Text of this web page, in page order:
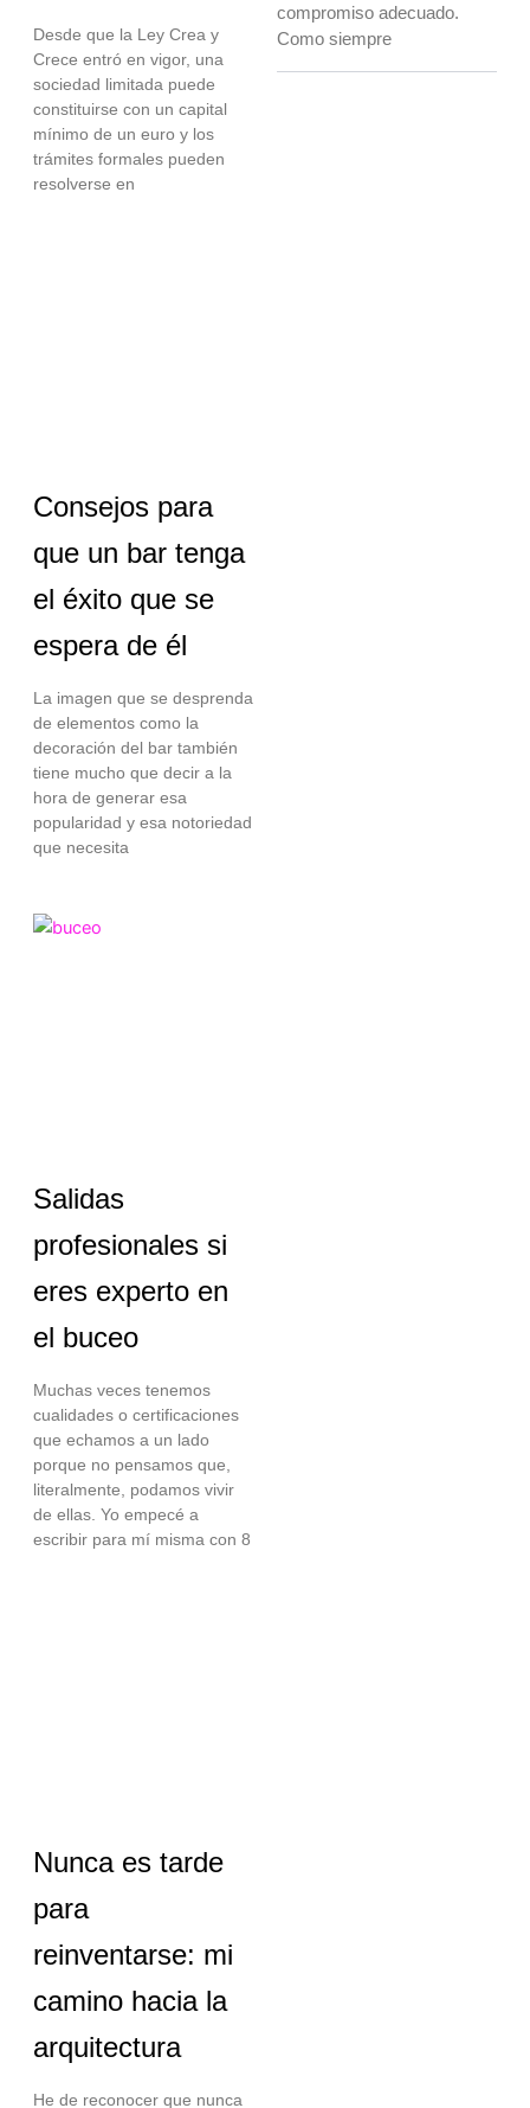
Desde que la Ley Crea y
Crece entró en vigor, una
sociedad limitada puede
constituirse con un capital
mínimo de un euro y los
trámites formales pueden
resolverse en
Consejos para
que un bar tenga
el éxito que se
espera de él
La imagen que se desprenda
de elementos como la
decoración del bar también
tiene mucho que decir a la
hora de generar esa
popularidad y esa notoriedad
que necesita
Salidas
profesionales si
eres experto en
el buceo
Muchas veces tenemos
cualidades o certificaciones
que echamos a un lado
porque no pensamos que,
literalmente, podamos vivir
de ellas. Yo empecé a
escribir para mí misma con 8
Nunca es tarde
para
reinventarse: mi
camino hacia la
arquitectura
He de reconocer que nunca
compromiso adecuado.
Como siempre